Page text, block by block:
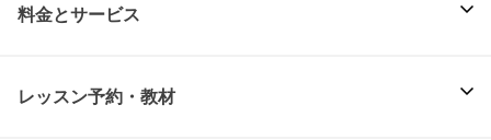
料金とサービス
レッスン予約・教材